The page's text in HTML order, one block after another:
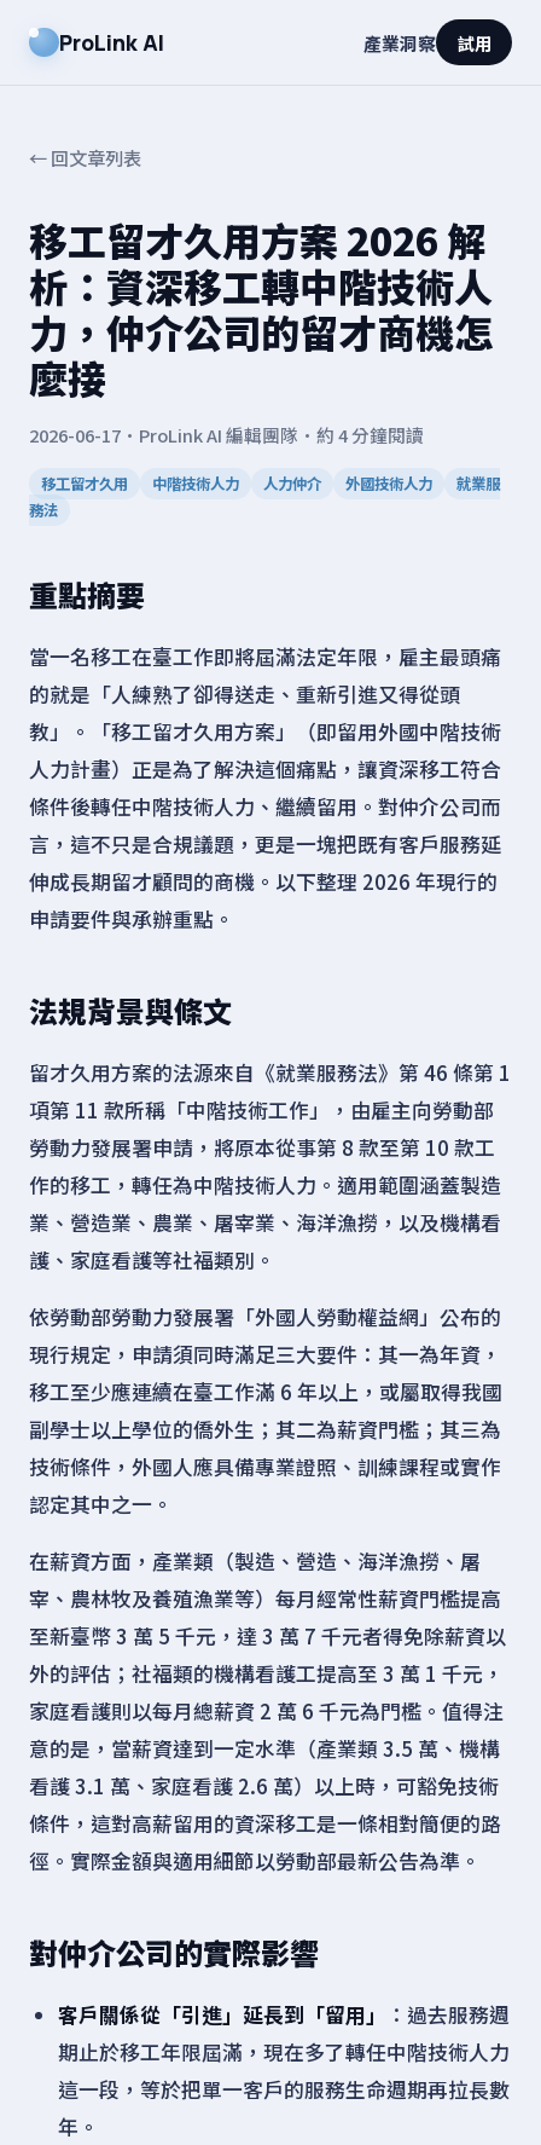
ProLink AI 產業洞察 試用
← 回文章列表
移工留才久用方案 2026 解
析：資深移工轉中階技術人
力，仲介公司的留才商機怎
麼接
2026-06-17 · ProLink AI 編輯團隊 · 約 4 分鐘閱讀
移工留才久用 中階技術人力 人力仲介 外國技術人力
就業服
務法
重點摘要
當一名移工在臺工作即將屆滿法定年限，雇主最頭痛
的就是「人練熟了卻得送走、重新引進又得從頭
教」。「移工留才久用方案」（即留用外國中階技術
人力計畫）正是為了解決這個痛點，讓資深移工符合
條件後轉任中階技術人力、繼續留用。對仲介公司而
言，這不只是合規議題，更是一塊把既有客戶服務延
伸成長期留才顧問的商機。以下整理 2026 年現行的
申請要件與承辦重點。
法規背景與條文
留才久用方案的法源來自《就業服務法》第 46 條第 1
項第 11 款所稱「中階技術工作」，由雇主向勞動部
勞動力發展署申請，將原本從事第 8 款至第 10 款工
作的移工，轉任為中階技術人力。適用範圍涵蓋製造
業、營造業、農業、屠宰業、海洋漁撈，以及機構看
護、家庭看護等社福類別。
依勞動部勞動力發展署「外國人勞動權益網」公布的
現行規定，申請須同時滿足三大要件：其一為年資，
移工至少應連續在臺工作滿 6 年以上，或屬取得我國
副學士以上學位的僑外生；其二為薪資門檻；其三為
技術條件，外國人應具備專業證照、訓練課程或實作
認定其中之一。
在薪資方面，產業類（製造、營造、海洋漁撈、屠
宰、農林牧及養殖漁業等）每月經常性薪資門檻提高
至新臺幣 3 萬 5 千元，達 3 萬 7 千元者得免除薪資以
外的評估；社福類的機構看護工提高至 3 萬 1 千元，
家庭看護則以每月總薪資 2 萬 6 千元為門檻。值得注
意的是，當薪資達到一定水準（產業類 3.5 萬、機構
看護 3.1 萬、家庭看護 2.6 萬）以上時，可豁免技術
條件，這對高薪留用的資深移工是一條相對簡便的路
徑。實際金額與適用細節以勞動部最新公告為準。
對仲介公司的實際影響
客戶關係從「引進」延長到「留用」
：過去服務週
期止於移工年限屆滿，現在多了轉任中階技術人力
這一段，等於把單一客戶的服務生命週期再拉長數
年。